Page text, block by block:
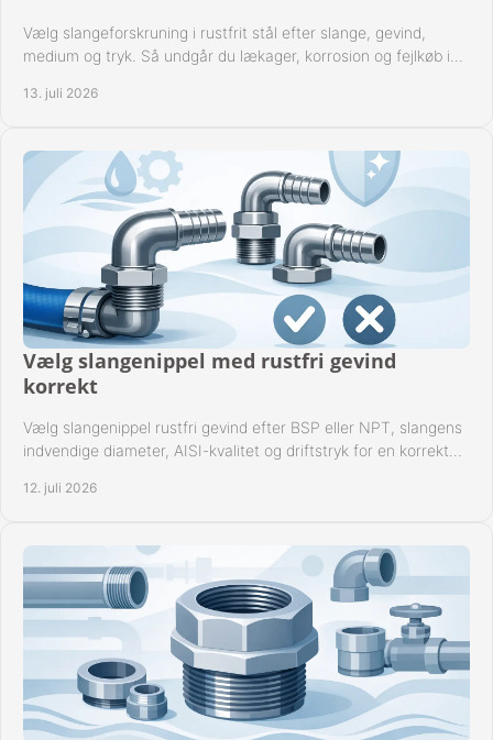
Vælg slangeforskruning i rustfrit stål efter slange, gevind,
medium og tryk. Så undgår du lækager, korrosion og fejlkøb i
13. juli 2026
Vælg slangenippel med rustfri gevind
korrekt
Vælg slangenippel rustfri gevind efter BSP eller NPT, slangens
indvendige diameter, AISI-kvalitet og driftstryk for en korrekt
12. juli 2026